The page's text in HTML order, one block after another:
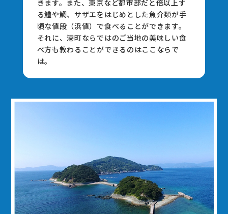
きます。また、東京など都市部だと倍以上す
る鱧や鯛、サザエをはじめとした⿂介類が⼿
頃な値段（浜値）で⾷べることができます。
それに、港町ならではのご当地の美味しい⾷
べ⽅も教わることができるのはここならで
は。